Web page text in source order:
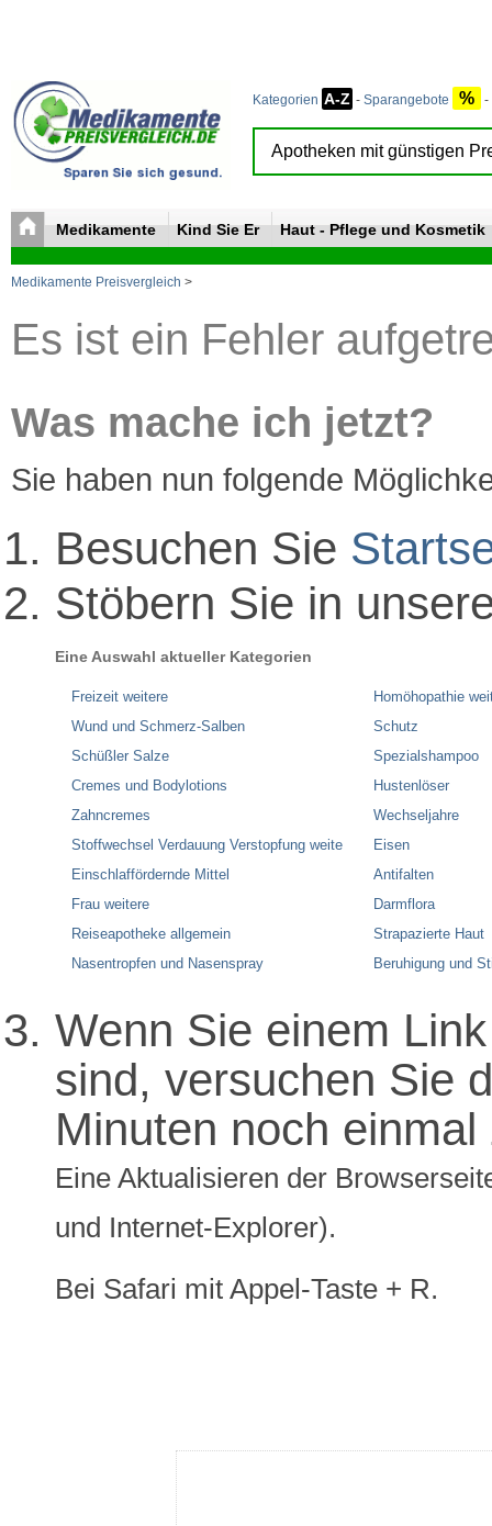
Kategorien A-Z - Sparangebote % -
Medikamente Kind Sie Er Haut - Pflege und Kosmetik
Medikamente Preisvergleich >
Es ist ein Fehler
Was mache ich jetzt?
Sie haben nun folgende
Besuchen Sie
Stöbern Sie in
Eine Auswahl aktueller Kategorien
Freizeit weitere
Wund und Schmerz-Salben
Schüßler Salze
Cremes und Bodylotions
Zahncremes
Stoffwechsel Verdauung Verstopfung weite
Einschlaffördernde Mittel
Frau weitere
Reiseapotheke allgemein
Nasentropfen und Nasenspray
Homöhopathie
Schutz
Spezialshampoo
Hustenlöser
Wechseljahre
Eisen
Antifalten
Darmflora
Strapazierte Haut
Beruhigung und
Wenn Sie einem
sind, versuchen Sie
Minuten noch
Eine Aktualisieren der
und Internet-Explorer).
Bei Safari mit Appel-Taste + R.